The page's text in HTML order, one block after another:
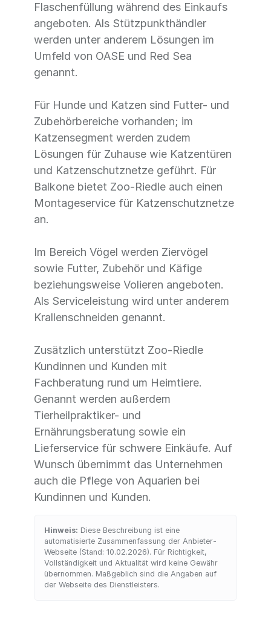
Flaschenfüllung während des Einkaufs
angeboten. Als Stützpunkthändler
werden unter anderem Lösungen im
Umfeld von OASE und Red Sea
genannt.
Für Hunde und Katzen sind Futter- und
Zubehörbereiche vorhanden; im
Katzensegment werden zudem
Lösungen für Zuhause wie Katzentüren
und Katzenschutznetze geführt. Für
Balkone bietet Zoo-Riedle auch einen
Montageservice für Katzenschutznetze
an.
Im Bereich Vögel werden Ziervögel
sowie Futter, Zubehör und Käfige
beziehungsweise Volieren angeboten.
Als Serviceleistung wird unter anderem
Krallenschneiden genannt.
Zusätzlich unterstützt Zoo-Riedle
Kundinnen und Kunden mit
Fachberatung rund um Heimtiere.
Genannt werden außerdem
Tierheilpraktiker- und
Ernährungsberatung sowie ein
Lieferservice für schwere Einkäufe. Auf
Wunsch übernimmt das Unternehmen
auch die Pflege von Aquarien bei
Kundinnen und Kunden.
Hinweis: Diese Beschreibung ist eine
automatisierte Zusammenfassung der Anbieter-
Webseite (Stand: 10.02.2026). Für Richtigkeit,
Vollständigkeit und Aktualität wird keine Gewähr
übernommen. Maßgeblich sind die Angaben auf
der Webseite des Dienstleisters.